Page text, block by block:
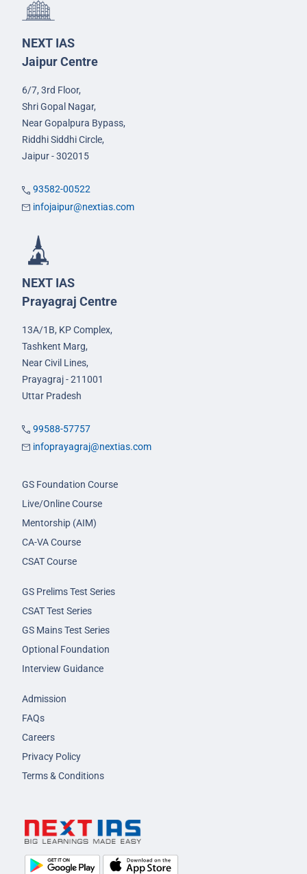
NEXT IAS
Jaipur Centre
6/7, 3rd Floor,
Shri Gopal Nagar,
Near Gopalpura Bypass,
Riddhi Siddhi Circle,
Jaipur - 302015
93582-00522
infojaipur@nextias.com
NEXT IAS
Prayagraj Centre
13A/1B, KP Complex,
Tashkent Marg,
Near Civil Lines,
Prayagraj - 211001
Uttar Pradesh
99588-57757
infoprayagraj@nextias.com
GS Foundation Course
Live/Online Course
Mentorship (AIM)
CA-VA Course
CSAT Course
GS Prelims Test Series
CSAT Test Series
GS Mains Test Series
Optional Foundation
Interview Guidance
Admission
FAQs
Careers
Privacy Policy
Terms & Conditions